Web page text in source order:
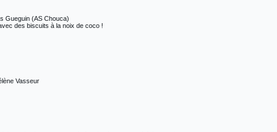
Gueguin (AS Chouca)
des biscuits à la noix de coco !
Vasseur